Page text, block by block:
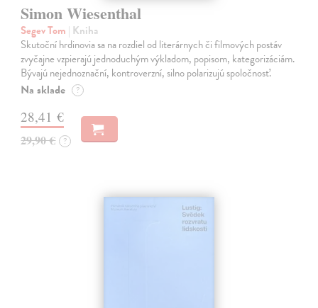
Simon Wiesenthal
Segev Tom | Kniha
Skutoční hrdinovia sa na rozdiel od literárnych či filmových postáv
zvyčajne vzpierajú jednoduchým výkladom, popisom, kategorizáciám.
Bývajú nejednoznační, kontroverzní, silno polarizujú spoločnosť.
Na sklade ?
28,41 €
29,90 € ?